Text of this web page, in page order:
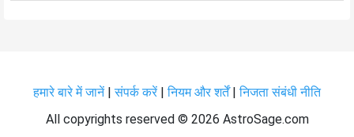
हमारे बारे में जानें|संपर्क करें |नियम और शर्तें|निजता संबंधी नीति
All copyrights reserved © 2026 AstroSage.com